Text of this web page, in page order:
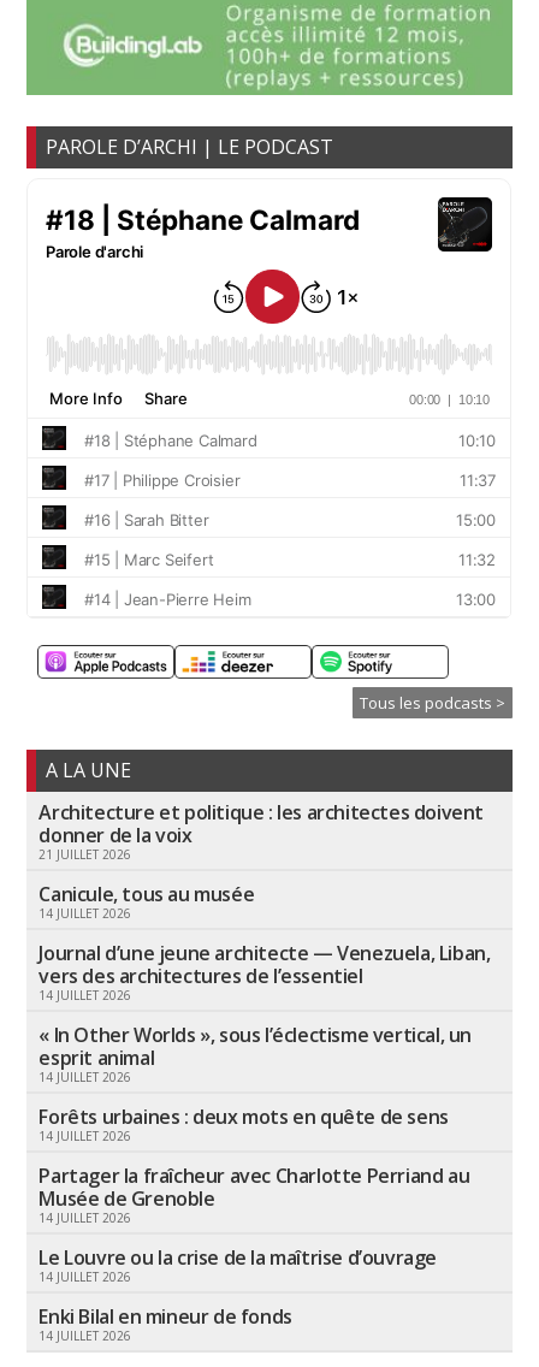
PAROLE D’ARCHI | LE PODCAST
Tous les podcasts >
A LA UNE
Architecture et politique : les architectes doivent
donner de la voix
21 JUILLET 2026
Canicule, tous au musée
14 JUILLET 2026
Journal d’une jeune architecte — Venezuela, Liban,
vers des architectures de l’essentiel
14 JUILLET 2026
« In Other Worlds », sous l’éclectisme vertical, un
esprit animal
14 JUILLET 2026
Forêts urbaines : deux mots en quête de sens
14 JUILLET 2026
Partager la fraîcheur avec Charlotte Perriand au
Musée de Grenoble
14 JUILLET 2026
Le Louvre ou la crise de la maîtrise d’ouvrage
14 JUILLET 2026
Enki Bilal en mineur de fonds
14 JUILLET 2026